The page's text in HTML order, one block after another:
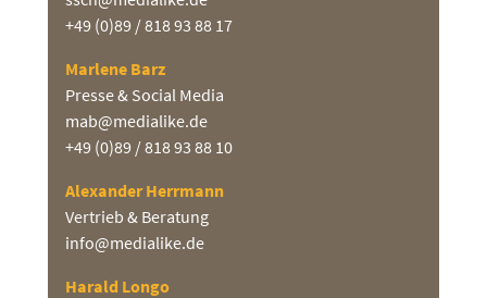
+49 (0)89 / 818 93 88 17
Marlene Barz
Presse & Social Media
mab@medialike.de
+49 (0)89 / 818 93 88 10
Alexander Herrmann
Vertrieb & Beratung
info@medialike.de
Harald Longo